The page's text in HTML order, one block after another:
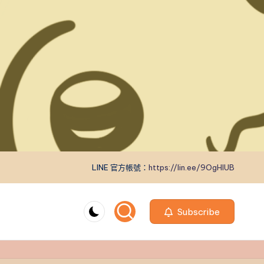
LINE 官方帳號： https://lin.ee/9OgHlUB
Subscribe